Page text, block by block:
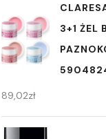
3+1 ŻEL
89,02zł